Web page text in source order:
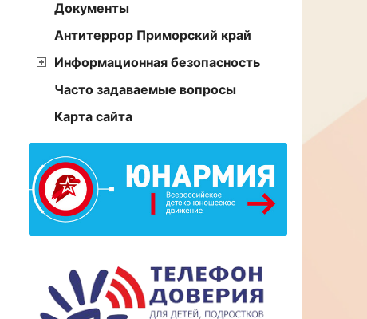
Документы
Антитеррор Приморский край
Информационная безопасность
Часто задаваемые вопросы
Карта сайта